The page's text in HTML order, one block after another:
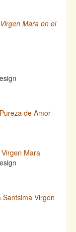
Mara en el
de Amor
Mara
Virgen